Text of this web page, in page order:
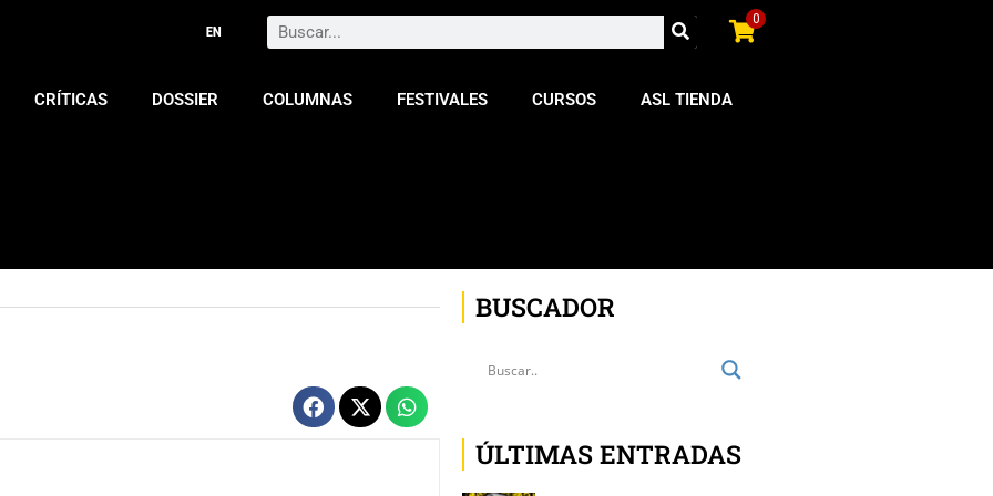
Search 0
CRÍTICAS DOSSIER COLUMNAS FESTIVALES CURSOS ASL TIENDA
BUSCADOR
ÚLTIMAS ENTRADAS